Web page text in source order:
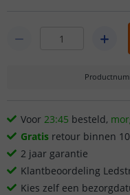
Voor 23:45 besteld,
Gratis retour binnen
2 jaar garantie
Klantbeoordeling
Kies zelf een